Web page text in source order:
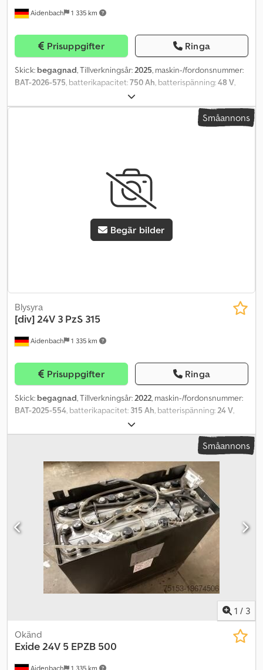
Aidenbach 1 335 km
Prisuppgifter Ringa
Skick: begagnad, Tillverkningsår:2025, maskin-/fordonsnummer:
BAT-2026-575, batterikapacitet:750 Ah, batterispänning:48 V,
Motortyp: ej specificerad, tillverkare: Exide Dodjy I Hi Ijpfx Afnsck
Småannons
Begär bilder
Aidenbach 1 335 km
Blysyra
[div]24V 3 PzS 315
Prisuppgifter Ringa
Skick: begagnad, Tillverkningsår:2022, maskin-/fordonsnummer:
BAT-2025-554, batterikapacitet: 315 Ah, batterispänning:24 V,
motortyp: ej definierad, tillverkare: diverse Dcsdjyultdopfx Afnjk
Småannons
1 / 3
Aidenbach 1 335 km
Okänd
Exide24V 5 EPZB 500